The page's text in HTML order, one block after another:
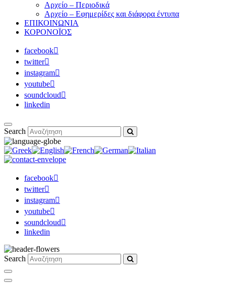
Αρχείο – Περιοδικά
Αρχείο – Εφημερίδες και διάφορα έντυπα
ΕΠΙΚΟΙΝΩΝΙΑ
ΚΟΡΟΝΟΪΟΣ
facebook
twitter
instagram
youtube
soundcloud
linkedin
Search
facebook
twitter
instagram
youtube
soundcloud
linkedin
Search